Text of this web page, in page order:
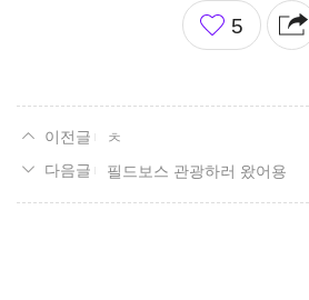
좋
아
5
ㅊ
필드보스 관광하러 왔어용